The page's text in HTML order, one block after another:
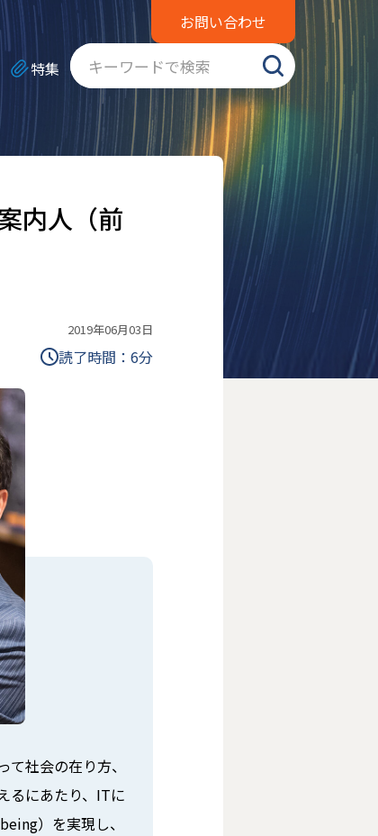
特集
お問い合わせ
内人（前
2019年06月03日
読了時間： 6分
社会の在り方、
るにあたり、ITに
）を実現し、